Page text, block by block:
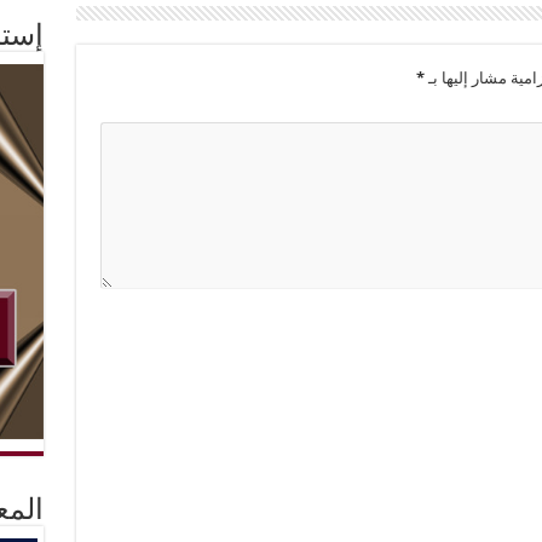
مشار إليها بـ*